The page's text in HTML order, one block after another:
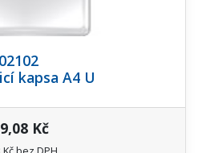
02102
kapsa A4 U
Kč